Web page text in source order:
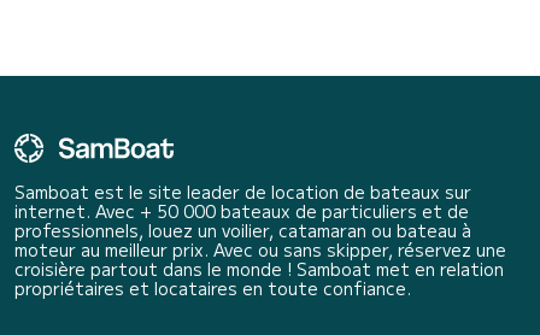
Samboat est le site leader de location de bateaux sur
internet. Avec + 50 000 bateaux de particuliers et de
professionnels, louez un voilier, catamaran ou bateau à
moteur au meilleur prix. Avec ou sans skipper, réservez une
croisière partout dans le monde ! Samboat met en relation
propriétaires et locataires en toute confiance.